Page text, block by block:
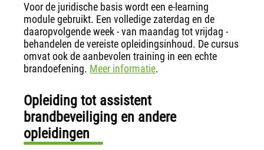
Voor de juridische basis wordt een e-learning
module gebruikt. Een volledige zaterdag en de
daaropvolgende week - van maandag tot vrijdag -
behandelen de vereiste opleidingsinhoud. De cursus
omvat ook de aanbevolen training in een echte
brandoefening. Meer informatie.
Opleiding tot assistent
brandbeveiliging en andere
opleidingen